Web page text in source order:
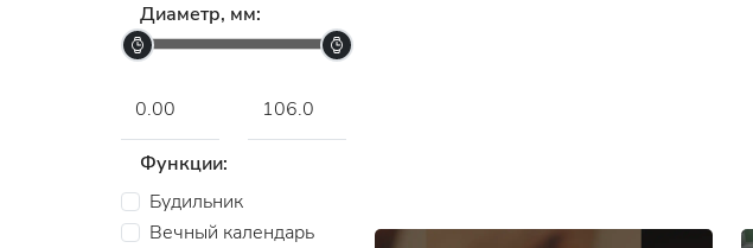
Диаметр, мм:
Функции:
Будильник
Вечный календарь